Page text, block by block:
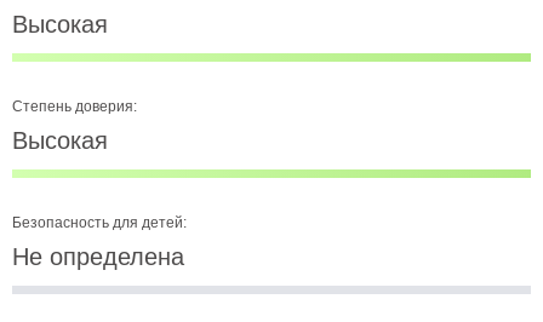
Высокая
Степень доверия:
Высокая
Безопасность для детей:
Не определена